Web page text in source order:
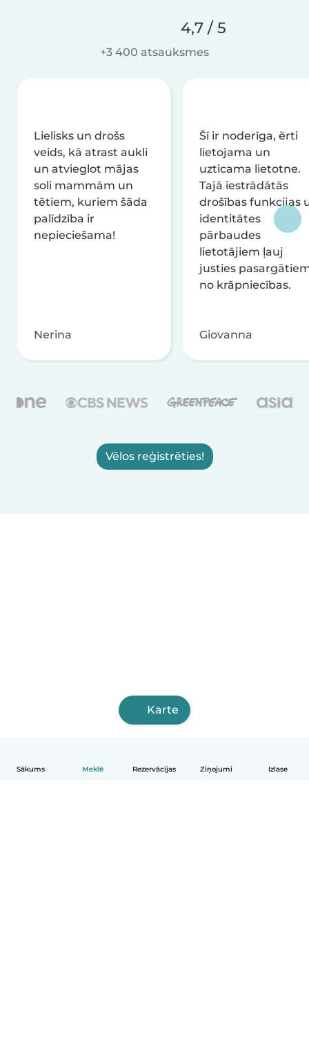
Sākums Meklē Rezervācijas Ziņojumi Izlase
4,7 / 5
+3 400 atsauksmes
Lielisks un drošs
veids, kā atrast aukli
un atvieglot mājas
soli mammām un
tētiem, kuriem šāda
palīdzība ir
nepieciešama!
Nerina
Šī ir noderīga, ērti
lietojama un
uzticama lietotne.
Tajā iestrādātās
drošības funkcijas
identitātes
pārbaudes
lietotājiem ļauj
justies
no krāpniecības.
Giovanna
Vēlos reģistrēties!
Karte